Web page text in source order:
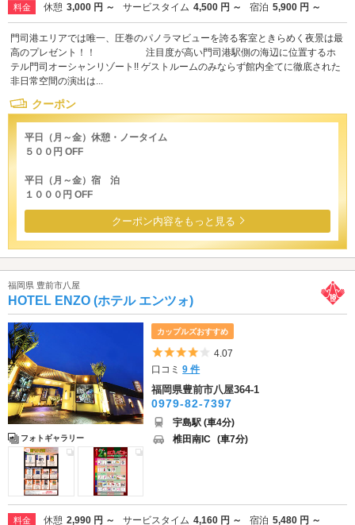
料金 休憩 3,000 円 ～ サービスタイム 4,500 円 ～ 宿泊 5,900 円 ～
門司港エリアでは唯一、圧巻のパノラマビューを誇る客室ときらめく夜景は最
高のプレゼント！！ 注目度が高い門司港駅側の海辺に位置するホ
テル門司オーシャンリゾート!! ゲストルームのみならず館内全てに徹底された
非日常空間の演出は...
クーポン
平日（月～金）休憩・ノータイム
５００円 OFF
平日（月～金）宿 泊
１０００円 OFF
クーポン内容をもっと見る
福岡県 豊前市八屋
HOTEL ENZO (ホテル エンツォ)
フォトギャラリー
カップルズおすすめ
5つ星のうち4
4.07
口コミ9 件
福岡県豊前市八屋364-1
0979-82-7397
宇島駅 (車4分)
椎田南IC (車7分)
料金 休憩 2,990 円 ～ サービスタイム 4,160 円 ～ 宿泊 5,480 円 ～